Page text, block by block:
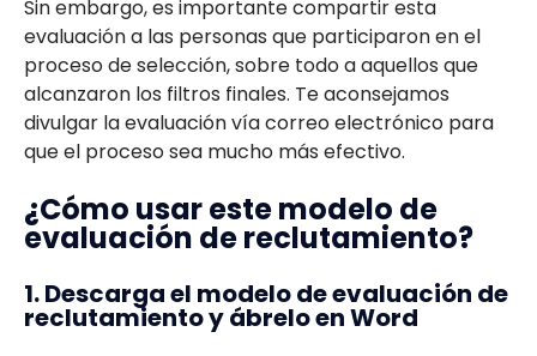
Sin embargo, es importante compartir esta
evaluación a las personas que participaron en el
proceso de selección, sobre todo a aquellos que
alcanzaron los filtros finales. Te aconsejamos
divulgar la evaluación vía correo electrónico para
que el proceso sea mucho más efectivo.
¿Cómo usar este modelo de
evaluación de reclutamiento?
1. Descarga el modelo de evaluación de
reclutamiento y ábrelo en Word